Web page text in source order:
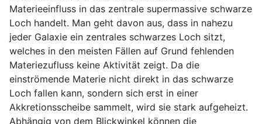
Materieeinfluss in das zentrale supermassive schwarze
Loch handelt. Man geht davon aus, dass in nahezu
jeder Galaxie ein zentrales schwarzes Loch sitzt,
welches in den meisten Fällen auf Grund fehlenden
Materiezufluss keine Aktivität zeigt. Da die
einströmende Materie nicht direkt in das schwarze
Loch fallen kann, sondern sich erst in einer
Akkretionsscheibe sammelt, wird sie stark aufgeheizt.
Abhängig von dem Blickwinkel können die